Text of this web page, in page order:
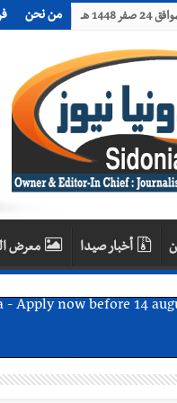
من نحن
أخبار صيدا معرض
صيدا ومؤسسة الحريري
: بلدية صيدا تستقبل السيد